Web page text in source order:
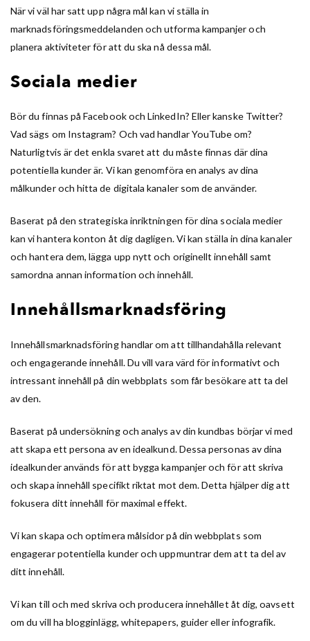
När vi väl har satt upp några mål kan vi ställa in
marknadsföringsmeddelanden och utforma kampanjer och
planera aktiviteter för att du ska nå dessa mål.
Sociala medier
Bör du finnas på Facebook och LinkedIn? Eller kanske Twitter?
Vad sägs om Instagram? Och vad handlar YouTube om?
Naturligtvis är det enkla svaret att du måste finnas där dina
potentiella kunder är. Vi kan genomföra en analys av dina
målkunder och hitta de digitala kanaler som de använder.
Baserat på den strategiska inriktningen för dina sociala medier
kan vi hantera konton åt dig dagligen. Vi kan ställa in dina kanaler
och hantera dem, lägga upp nytt och originellt innehåll samt
samordna annan information och innehåll.
Innehållsmarknadsföring
Innehållsmarknadsföring handlar om att tillhandahålla relevant
och engagerande innehåll. Du vill vara värd för informativt och
intressant innehåll på din webbplats som får besökare att ta del
av den.
Baserat på undersökning och analys av din kundbas börjar vi med
att skapa ett persona av en idealkund. Dessa personas av dina
idealkunder används för att bygga kampanjer och för att skriva
och skapa innehåll specifikt riktat mot dem. Detta hjälper dig att
fokusera ditt innehåll för maximal effekt.
Vi kan skapa och optimera målsidor på din webbplats som
engagerar potentiella kunder och uppmuntrar dem att ta del av
ditt innehåll.
Vi kan till och med skriva och producera innehållet åt dig, oavsett
om du vill ha blogginlägg, whitepapers, guider eller infografik.